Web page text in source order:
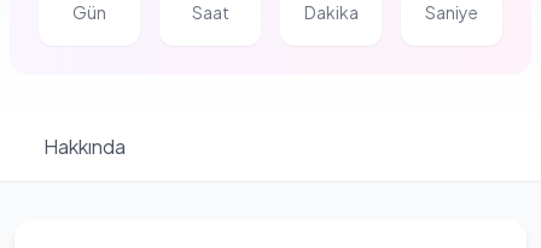
Gün Saat Dakika Saniye
Hakkında